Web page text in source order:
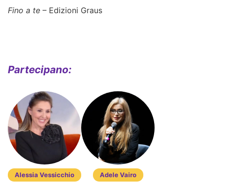
Fino a te – Edizioni Graus
Partecipano:
Alessia Vessicchio Adele Vairo